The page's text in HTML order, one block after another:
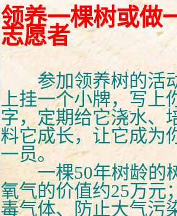
领养一棵树或做
志愿者
参加领养树的活
上挂一个小牌，写上
字，定期给它浇水、
料它成长，让它成为
一员。
一棵50年树龄的
氧气的价值约25万元
毒气体、防止大气污